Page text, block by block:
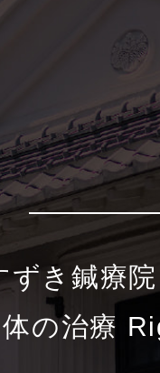
き鍼療
の治療